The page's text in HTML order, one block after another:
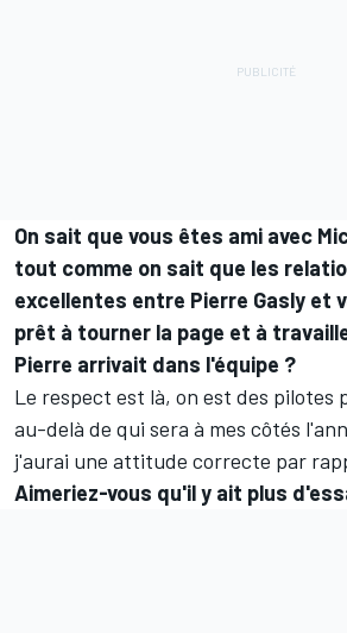
On sait que vous êtes ami avec
tout comme on sait que les
excellentes entre Pierre Gasly et
prêt à tourner la page et à
Pierre arrivait dans l'équipe ?
Le respect est là, on est des pilotes
au-delà de qui sera à mes côtés
j'aurai une attitude correcte par
Aimeriez-vous qu'il y ait plus